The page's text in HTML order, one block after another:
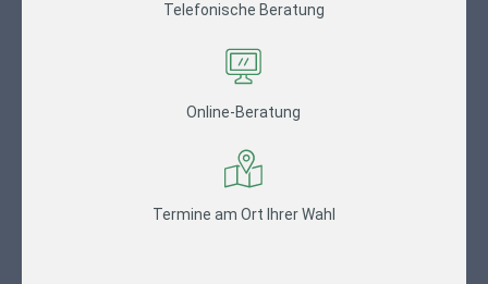
Telefonische Beratung
Online-Beratung
Termine am Ort Ihrer Wahl